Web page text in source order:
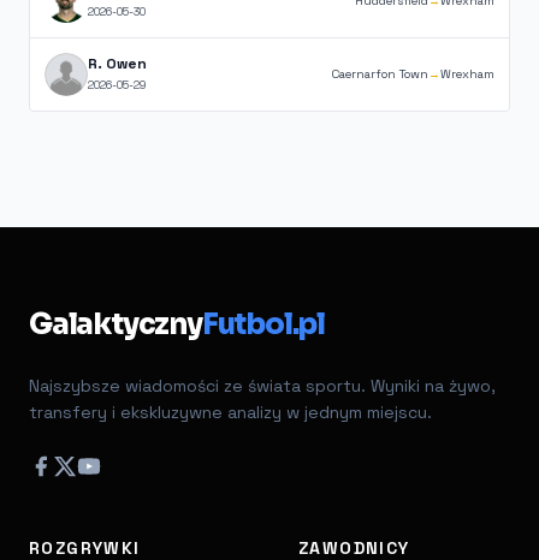
2026-05-30
R. Owen
2026-05-29
Caernarfon Town →Wrexham
GalaktycznyFutbol.pl
Najszybsze wiadomości ze świata sportu. Wyniki na żywo,
transfery i ekskluzywne analizy w jednym miejscu.
ROZGRYWKI ZAWODNICY